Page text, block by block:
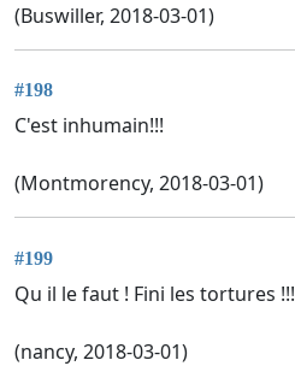
(Buswiller, 2018-03-01)
#198
C'est inhumain!!!
(Montmorency, 2018-03-01)
#199
Qu il le faut ! Fini les tortures !!!
(nancy, 2018-03-01)